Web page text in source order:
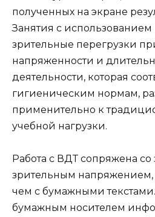
полученных на экране
Занятия с использованием
зрительные перегрузки
напряженности и
деятельности, которая
гигиеническим нормам,
применительно к
учебной нагрузки.
Работа с ВДТ сопряжена
зрительным напряжением,
чем с бумажными
бумажным носителем